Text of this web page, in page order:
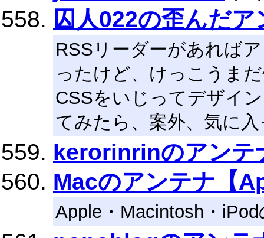
囚人022の歪んだア
RSSリーダーがあれば
ったけど、けっこうま
CSSをいじってデザイ
てみたら、案外、気に
kerorinrinのアンテ
Macのアンテナ【
Apple・Macintosh・